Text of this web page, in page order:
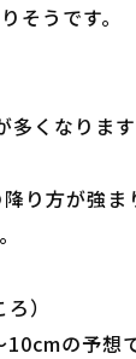
そうです。
くなりま
り方が強
）
の予想